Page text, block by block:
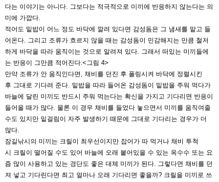
다는 이야기는 아니다. 그보다는 적극적으로 미끼에 반응하지 않는다는 의
미에 가깝다.
적어도 밑밥이 어느 정도 바닥에 깔려 있다면 감성돔은 그 냄새를 맡고 들
어온다. 그리고 조류가 흐르지 않을 때는 감성돔이 민감해지는 만큼 철저
하게 바닥을 따라 움직이는 것으로 알려져 있다. 그래서 떠있는 미끼들에
는 반응이 그만큼 적어진다.<그림 4>
만약 조류가 안 움직인다면, 채비를 던 진 후 폴링시켜 바닥에 정렬시킨
후 그대로 기다려 준다. 밑밥을 따라 들어 온 감성돔이 밑밥을 주워 먹다가
바늘에 달린 미끼도 반드시 주워 먹는다는 확신을 가지고 기다리면 반응이
들어 올 때가 많다. 물론 이 경우 채비를 들었다 놓으면서 미끼를 움직여줄
수도 있지만 밑걸림이 자주 발생하기 때문에 그대로 기다리는 경우가 더
많다.
잠길낚시의 미끼는 크릴이 최우선이 지만 잡어가 따 먹거나 채비 투척
시 크릴이 떨어질 수도 있어 바늘에 오래 붙어있을 수 있는 옥수수 또는 요
즘 많이 사용하고 있는 경단도 좋은 대체 미끼가 된다. 그렇다면 채비를 던
져 넣고 기다린 다면 최고 얼마나 오래 기다리면 좋을까? 크릴을 미끼로 쓰